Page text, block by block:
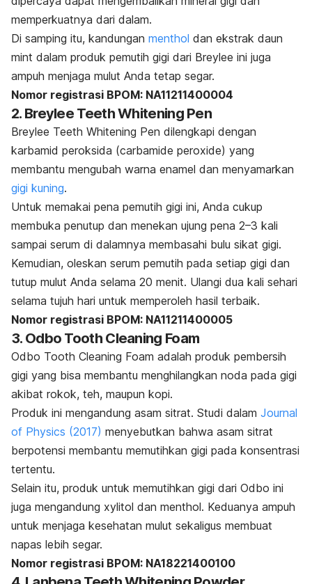
memperkuatnya dari dalam.
Di samping itu, kandungan menthol dan ekstrak daun
mint dalam produk pemutih gigi dari Breylee ini juga
ampuh menjaga mulut Anda tetap segar.
Nomor registrasi BPOM: NA11211400004
2. Breylee Teeth Whitening Pen
Breylee Teeth Whitening Pen dilengkapi dengan
karbamid peroksida (carbamide peroxide) yang
membantu mengubah warna enamel dan menyamarkan
gigi kuning.
Untuk memakai pena pemutih gigi ini, Anda cukup
membuka penutup dan menekan ujung pena 2–3 kali
sampai serum di dalamnya membasahi bulu sikat gigi.
Kemudian, oleskan serum pemutih pada setiap gigi dan
tutup mulut Anda selama 20 menit. Ulangi dua kali sehari
selama tujuh hari untuk memperoleh hasil terbaik.
Nomor registrasi BPOM: NA11211400005
3. Odbo Tooth Cleaning Foam
Odbo Tooth Cleaning Foam adalah produk pembersih
gigi yang bisa membantu menghilangkan noda pada gigi
akibat rokok, teh, maupun kopi.
Produk ini mengandung asam sitrat. Studi dalam Journal
of Physics (2017) menyebutkan bahwa asam sitrat
berpotensi membantu memutihkan gigi pada konsentrasi
tertentu.
Selain itu, produk untuk memutihkan gigi dari Odbo ini
juga mengandung xylitol dan menthol. Keduanya ampuh
untuk menjaga kesehatan mulut sekaligus membuat
napas lebih segar.
Nomor registrasi BPOM: NA18221400100